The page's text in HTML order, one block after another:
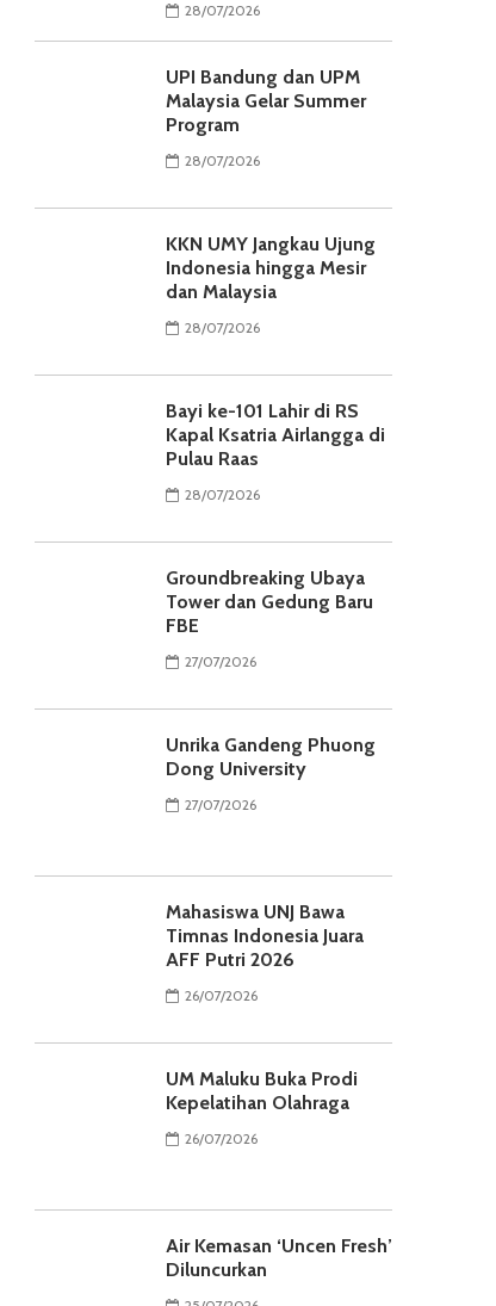
28/07/2026
UPI Bandung dan UPM
Malaysia Gelar Summer
Program
28/07/2026
KKN UMY Jangkau Ujung
Indonesia hingga Mesir
dan Malaysia
28/07/2026
Bayi ke-101 Lahir di RS
Kapal Ksatria Airlangga di
Pulau Raas
28/07/2026
Groundbreaking Ubaya
Tower dan Gedung Baru
FBE
27/07/2026
Unrika Gandeng Phuong
Dong University
27/07/2026
Mahasiswa UNJ Bawa
Timnas Indonesia Juara
AFF Putri 2026
26/07/2026
UM Maluku Buka Prodi
Kepelatihan Olahraga
26/07/2026
Air Kemasan ‘Uncen Fresh’
Diluncurkan